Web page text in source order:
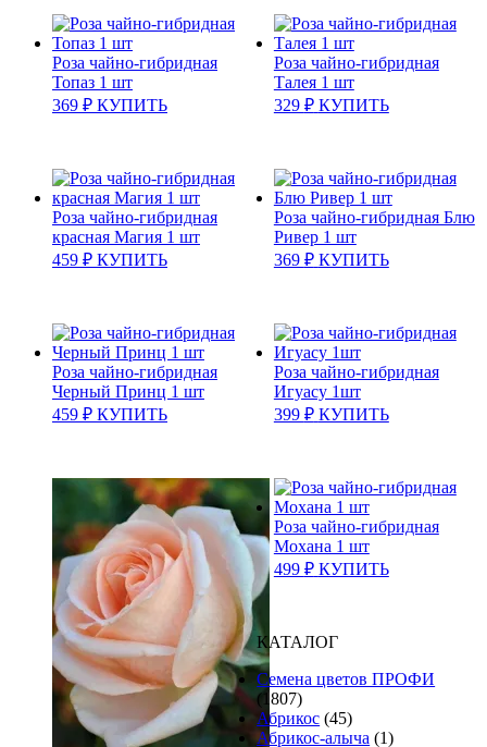
Роза чайно-гибридная
Топаз 1 шт
369 ₽ КУПИТЬ
Роза чайно-гибридная
Талея 1 шт
329 ₽ КУПИТЬ
Роза чайно-гибридная
красная Магия 1 шт
459 ₽ КУПИТЬ
Роза чайно-гибридная Блю
Ривер 1 шт
369 ₽ КУПИТЬ
Роза чайно-гибридная
Черный Принц 1 шт
459 ₽ КУПИТЬ
Роза чайно-гибридная
Игуасу 1шт
399 ₽ КУПИТЬ
Роза чайно-гибридная
Мохана 1 шт
499 ₽ КУПИТЬ
КАТАЛОГ
Cемена цветов ПРОФИ
(1807)
Абрикос (45)
Абрикос-алыча (1)